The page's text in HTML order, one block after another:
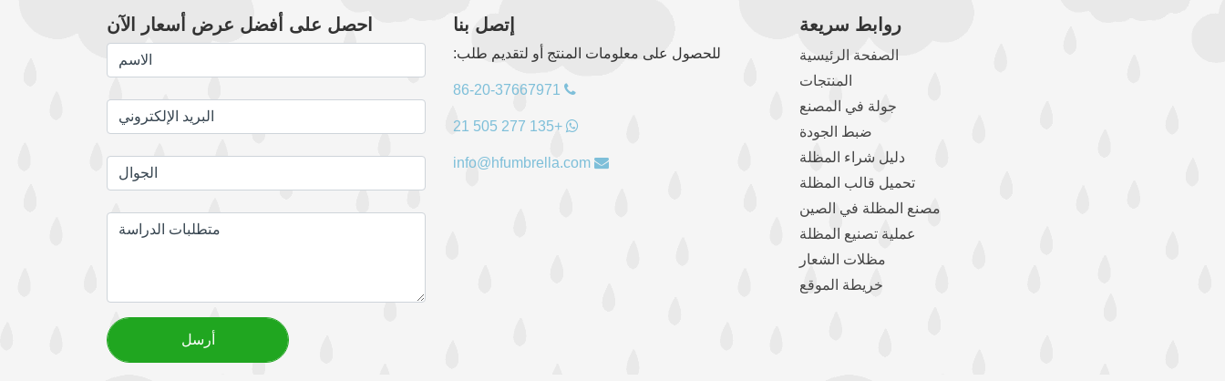
روابط سريعة
الصفحة الرئيسية
المنتجات
جولة في المصنع
ضبط الجودة
دليل شراء المظلة
تحميل قالب المظلة
مصنع المظلة في الصين
عملية تصنيع المظلة
مظلات الشعار
خريطة الموقع
إتصل بنا
للحصول على معلومات المنتج أو لتقديم طلب:
86-20-37667971
+135 277 505 21
info@hfumbrella.com
احصل على أفضل عرض أسعار الآن